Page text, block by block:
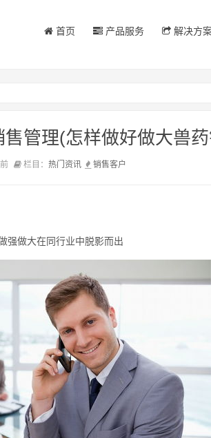
首页 产品服务 解决方
管理(怎样做好做大兽
栏目： 热门资讯 销售客户
强做大在同行业中脱影而出